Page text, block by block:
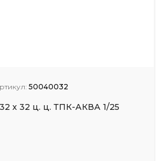
50040032
x 32 ц. ц. ТПК-АКВА 1/25